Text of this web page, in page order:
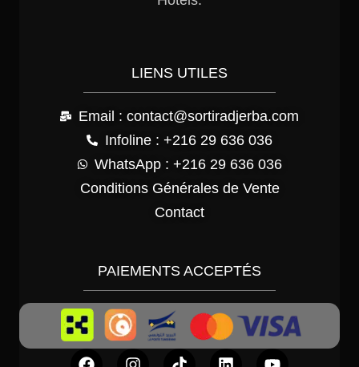
LIENS UTILES
Email : contact@sortiradjerba.com
Infoline : +216 29 636 036
WhatsApp : +216 29 636 036
Conditions Générales de Vente
Contact
PAIEMENTS ACCEPTÉS